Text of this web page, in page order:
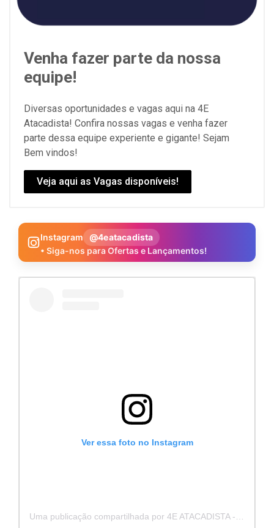
Venha fazer parte da nossa
equipe!
Diversas oportunidades e vagas aqui na 4E
Atacadista! Confira nossas vagas e venha fazer
parte dessa equipe experiente e gigante! Sejam
Bem vindos!
Veja aqui as Vagas disponíveis!
Instagram
@4eatacadista
• Siga-nos para Ofertas e Lançamentos!
Ver essa foto no Instagram